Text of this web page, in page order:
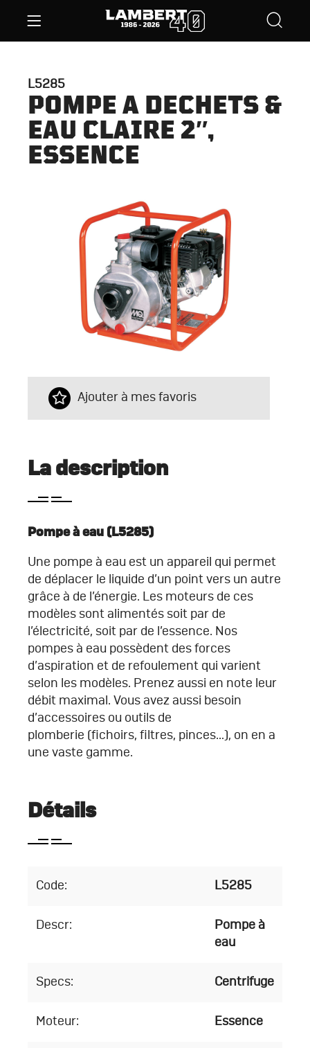
L5285
POMPE A DECHETS &
EAU CLAIRE 2″,
ESSENCE
Ajouter à mes favoris
La description
Pompe à eau (L5285)
Une pompe à eau est un appareil qui permet
de déplacer le liquide d’un point vers un autre
grâce à de l’énergie. Les moteurs de ces
modèles sont alimentés soit par de
l’électricité, soit par de l’essence. Nos
pompes à eau possèdent des forces
d’aspiration et de refoulement qui varient
selon les modèles. Prenez aussi en note leur
débit maximal. Vous avez aussi besoin
d’accessoires ou outils de
plomberie (fichoirs, filtres, pinces…), on en a
une vaste gamme.
Détails
Code: L5285
Descr:
Pompe à
eau
Specs: Centrifuge
Moteur: Essence